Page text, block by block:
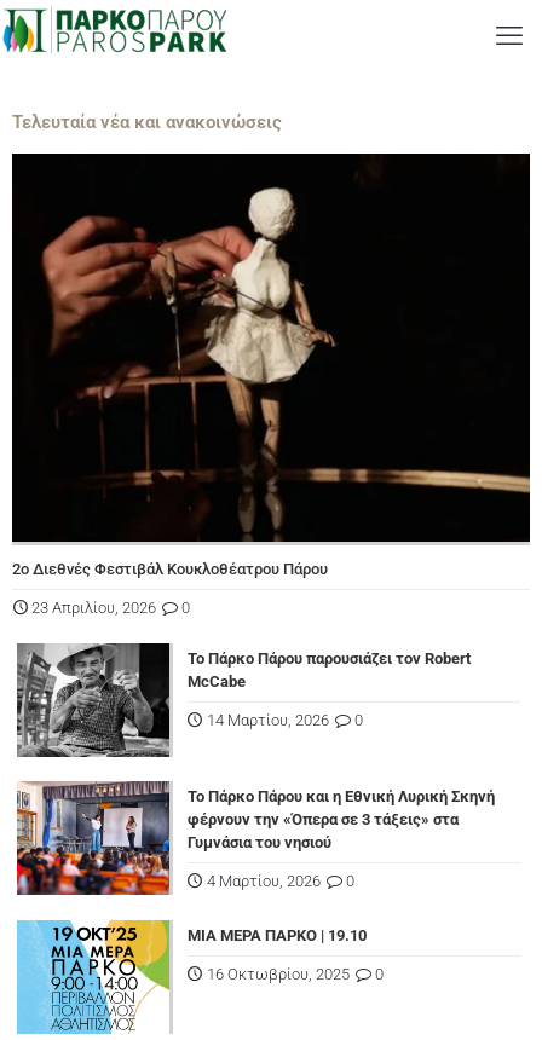
Τελευταία νέα και ανακοινώσεις
2ο Διεθνές Φεστιβάλ Κουκλοθέατρου Πάρου
23 Απριλίου, 2026 0
Το Πάρκο Πάρου παρουσιάζει τον Robert
McCabe
14 Μαρτίου, 2026 0
Το Πάρκο Πάρου και η Εθνική Λυρική Σκηνή
φέρνουν την «Όπερα σε 3 τάξεις» στα
Γυμνάσια του νησιού
4 Μαρτίου, 2026 0
ΜΙΑ ΜΕΡΑ ΠΑΡΚΟ | 19.10
16 Οκτωβρίου, 2025 0